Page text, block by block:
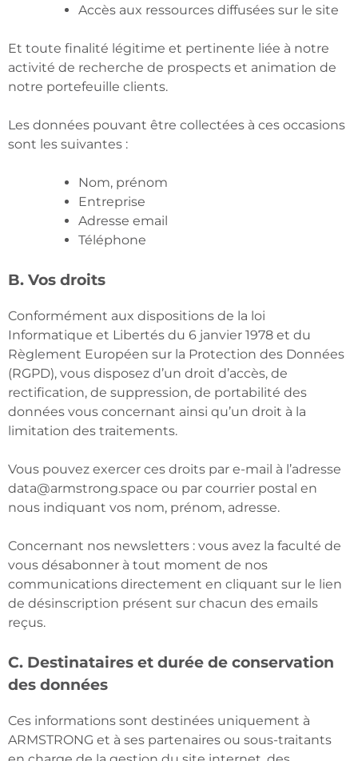
Accès aux ressources diffusées sur le site
Et toute finalité légitime et pertinente liée à notre
activité de recherche de prospects et animation de
notre portefeuille clients.
Les données pouvant être collectées à ces occasions
sont les suivantes :
Nom, prénom
Entreprise
Adresse email
Téléphone
B. Vos droits
Conformément aux dispositions de la loi
Informatique et Libertés du 6 janvier 1978 et du
Règlement Européen sur la Protection des Données
(RGPD), vous disposez d’un droit d’accès, de
rectification, de suppression, de portabilité des
données vous concernant ainsi qu’un droit à la
limitation des traitements.
Vous pouvez exercer ces droits par e-mail à l’adresse
data@armstrong.space ou par courrier postal en
nous indiquant vos nom, prénom, adresse.
Concernant nos newsletters : vous avez la faculté de
vous désabonner à tout moment de nos
communications directement en cliquant sur le lien
de désinscription présent sur chacun des emails
reçus.
C. Destinataires et durée de conservation
des données
Ces informations sont destinées uniquement à
ARMSTRONG et à ses partenaires ou sous-traitants